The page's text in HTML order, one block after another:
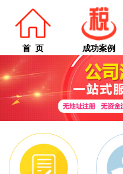
首 页 成功案例